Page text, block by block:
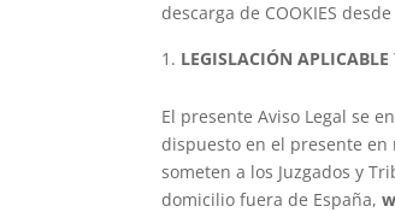
descarga de COOKIES
LEGISLACIÓN APLICABLE
El presente Aviso Legal se
dispuesto en el presente
someten a los Juzgados y
domicilio fuera de España,